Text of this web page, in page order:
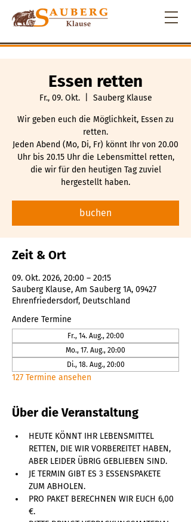
Essen retten
Fr., 09. Okt.
  |
Sauberg Klause
Wir geben euch die Möglichkeit, Essen zu
retten.
Jeden Abend (Mo, Di, Fr) könnt Ihr von 20.00
Uhr bis 20.15 Uhr die Lebensmittel retten,
die wir für den heutigen Tag zuviel
hergestellt haben.
buchen
Zeit & Ort
09. Okt. 2026, 20:00 – 20:15
Sauberg Klause, Am Sauberg 1A, 09427
Ehrenfriedersdorf, Deutschland
Andere Termine
Fr., 14. Aug., 20:00
Mo., 17. Aug., 20:00
Di., 18. Aug., 20:00
127 Termine ansehen
Über die Veranstaltung
HEUTE KÖNNT IHR LEBENSMITTEL
RETTEN, DIE WIR VORBEREITET HABEN,
ABER LEIDER ÜBRIG GEBLIEBEN SIND.
JE TERMIN GIBT ES 3 ESSENSPAKETE
ZUM ABHOLEN.
PRO PAKET BERECHNEN WIR EUCH 6,00
€.